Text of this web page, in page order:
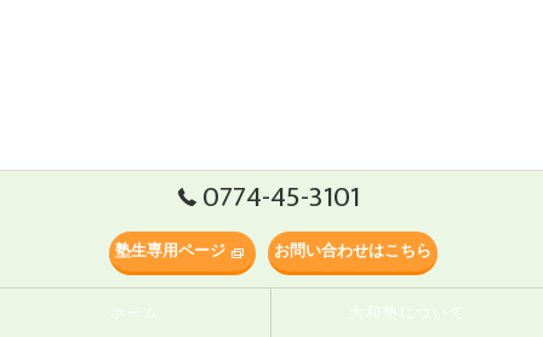
0774-45-3101
塾生専用ページ お問い合わせはこちら
ホーム 大和塾について